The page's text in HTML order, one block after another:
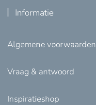
Informatie
Algemene voorwaarden
Vraag & antwoord
Inspiratieshop